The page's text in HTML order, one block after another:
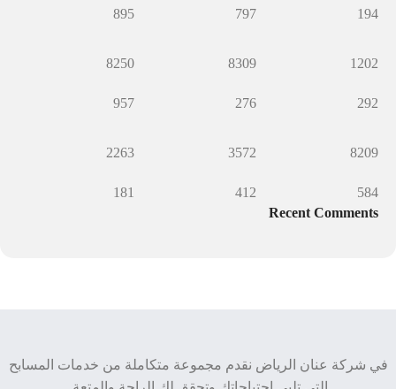
194
797
895
1202
292
8309
276
8250
957
8209
584
3572
412
2263
181
Recent Comments
في شركة عنان الرياض نقدم مجموعة متكاملة من خدمات المسابح